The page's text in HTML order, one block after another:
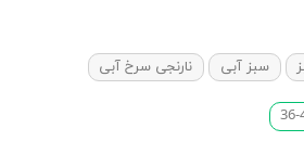
سبز آبی نارنجی سرخ آبی